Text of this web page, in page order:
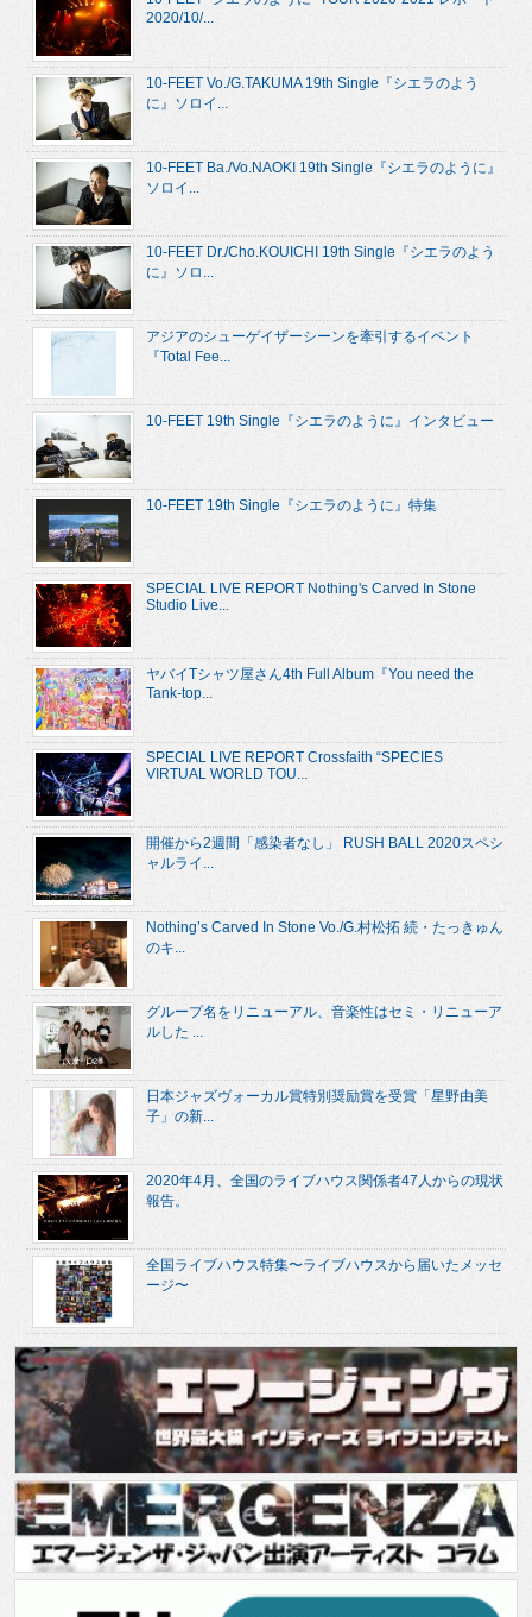
2020/10/...
10-FEET Vo./G.TAKUMA 19th Single『シエラのよう
に』ソロイ...
10-FEET Ba./Vo.NAOKI 19th Single『シエラのように』
ソロイ...
10-FEET Dr./Cho.KOUICHI 19th Single『シエラのよう
に』ソロ...
アジアのシューゲイザーシーンを牽引するイベント
『Total Fee...
10-FEET 19th Single『シエラのように』インタビュー
10-FEET 19th Single『シエラのように』特集
SPECIAL LIVE REPORT Nothing's Carved In Stone
Studio Live...
ヤバイTシャツ屋さん4th Full Album『You need the
Tank-top...
SPECIAL LIVE REPORT Crossfaith “SPECIES
VIRTUAL WORLD TOU...
開催から2週間「感染者なし」 RUSH BALL 2020スペシ
ャルライ...
Nothing’s Carved In Stone Vo./G.村松拓 続・たっきゅん
のキ...
グループ名をリニューアル、音楽性はセミ・リニューア
ルした ...
日本ジャズヴォーカル賞特別奨励賞を受賞「星野由美
子」の新...
2020年4月、全国のライブハウス関係者47人からの現状
報告。
全国ライブハウス特集〜ライブハウスから届いたメッセ
ージ〜